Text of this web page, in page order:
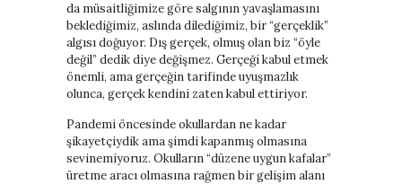
da müsaitliğimize göre salgının yavaşlamasını
beklediğimiz, aslında dilediğimiz, bir “gerçeklik”
algısı doğuyor. Dış gerçek, olmuş olan biz “öyle
değil” dedik diye değişmez. Gerçeği kabul etmek
önemli, ama gerçeğin tarifinde uyuşmazlık
olunca, gerçek kendini zaten kabul ettiriyor.
Pandemi öncesinde okullardan ne kadar
şikayetçiydik ama şimdi kapanmış olmasına
sevinemiyoruz. Okulların “düzene uygun kafalar”
üretme aracı olmasına rağmen bir gelişim alanı